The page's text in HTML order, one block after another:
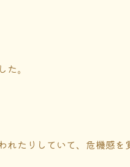
。
たりしていて、危機感を